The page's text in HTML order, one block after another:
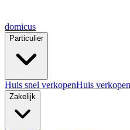
domicus
Particulier
Huis snel verkopenHuis
Zakelijk